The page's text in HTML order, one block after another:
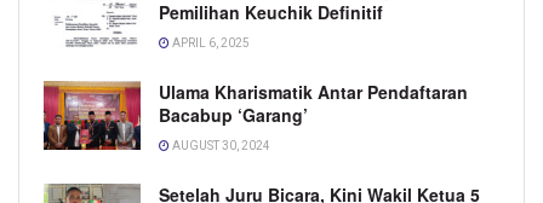
Pemilihan Keuchik Definitif
APRIL 6, 2025
Ulama Kharismatik Antar Pendaftaran
Bacabup ‘Garang’
AUGUST 30, 2024
Setelah Juru Bicara, Kini Wakil Ketua 5